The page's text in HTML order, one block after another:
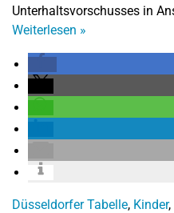
Unterhaltsvorschusses in
Weiterlesen »
Düsseldorfer Tabelle, Kinder,